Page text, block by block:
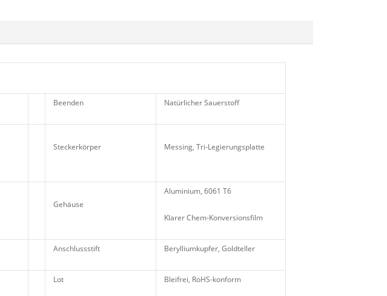
Beenden Natürlicher Sauerstoff
Steckerkörper Messing, Tri-Legierungsplatte
Gehäuse
Aluminium, 6061 T6
Klarer Chem-Konversionsfilm
Anschlussstift Berylliumkupfer, Goldteller
Lot Bleifrei, RoHS-konform